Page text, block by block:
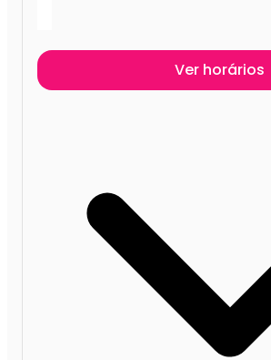
Ver horários